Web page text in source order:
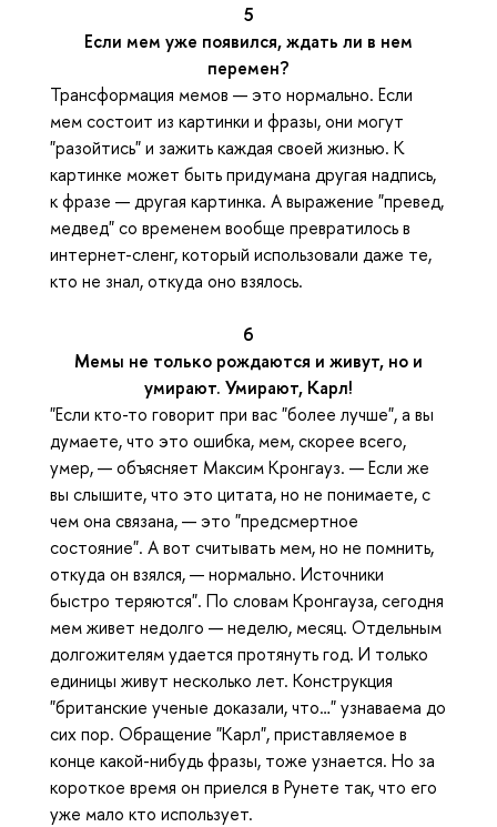
5
Если мем уже появился, ждать ли в нем
перемен?
Трансформация мемов — это нормально. Если
мем состоит из картинки и фразы, они могут
"разойтись" и зажить каждая своей жизнью. К
картинке может быть придумана другая надпись,
к фразе — другая картинка. А выражение "превед,
медвед" со временем вообще превратилось в
интернет-сленг, который использовали даже те,
кто не знал, откуда оно взялось.
6
Мемы не только рождаются и живут, но и
умирают. Умирают, Карл!
"Если кто-то говорит при вас "более лучше", а вы
думаете, что это ошибка, мем, скорее всего,
умер, — объясняет Максим Кронгауз. — Если же
вы слышите, что это цитата, но не понимаете, с
чем она связана, — это "предсмертное
состояние". А вот считывать мем, но не помнить,
откуда он взялся, — нормально. Источники
быстро теряются". По словам Кронгауза, сегодня
мем живет недолго — неделю, месяц. Отдельным
долгожителям удается протянуть год. И только
единицы живут несколько лет. Конструкция
"британские ученые доказали, что…" узнаваема до
сих пор. Обращение "Карл", приставляемое в
конце какой-нибудь фразы, тоже узнается. Но за
короткое время он приелся в Рунете так, что его
уже мало кто использует.